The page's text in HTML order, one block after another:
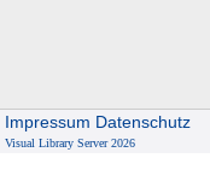
Impressum Datenschutz
Visual Library Server 2026